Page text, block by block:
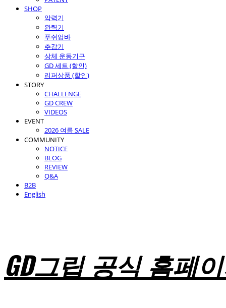
SHOP
악력기
완력기
푸쉬업바
추감기
상체 운동기구
GD 세트 (할인)
리퍼상품 (할인)
STORY
CHALLENGE
GD CREW
VIDEOS
EVENT
2026 여름 SALE
COMMUNITY
NOTICE
BLOG
REVIEW
Q&A
B2B
English
GD그립 공식 홈페